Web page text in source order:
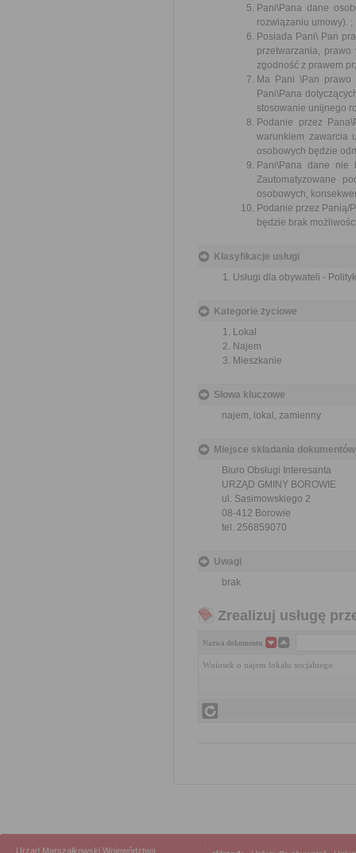
Pani\Pana dane
rozwiązaniu umowy). ;
Posiada Pani\ Pan
przetwarzania,
zgodność z prawem
Ma Pani \Pan prawo
Pani\Pana
stosowanie unijnego
Podanie przez
warunkiem zawarcia
osobowych będzie
Pani\Pana dane nie
Zautomatyzowane
osobowych,
Podanie przez Panią/
będzie brak
Klasyfikacje usługi
Usługi dla obywateli -
Kategorie życiowe
Lokal
Najem
Mieszkanie
Słowa kluczowe
najem, lokal, zamienny
Miejsce składania dokumentów
Biuro Obsługi Interesanta
URZĄD GMINY BOROWIE
ul. Sasimowskiego 2
08-412 Borowie
tel. 256859070
Uwagi
brak
Zrealizuj usługę
Nazwa dokumentu
Wniosek o najem lokalu socjalnego
Urząd Marszałkowski Województwa